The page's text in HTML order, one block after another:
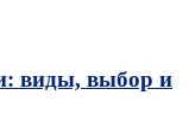
виды, выбор и